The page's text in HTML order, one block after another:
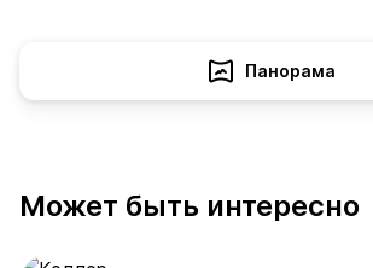
Панорама
Может быть интересно